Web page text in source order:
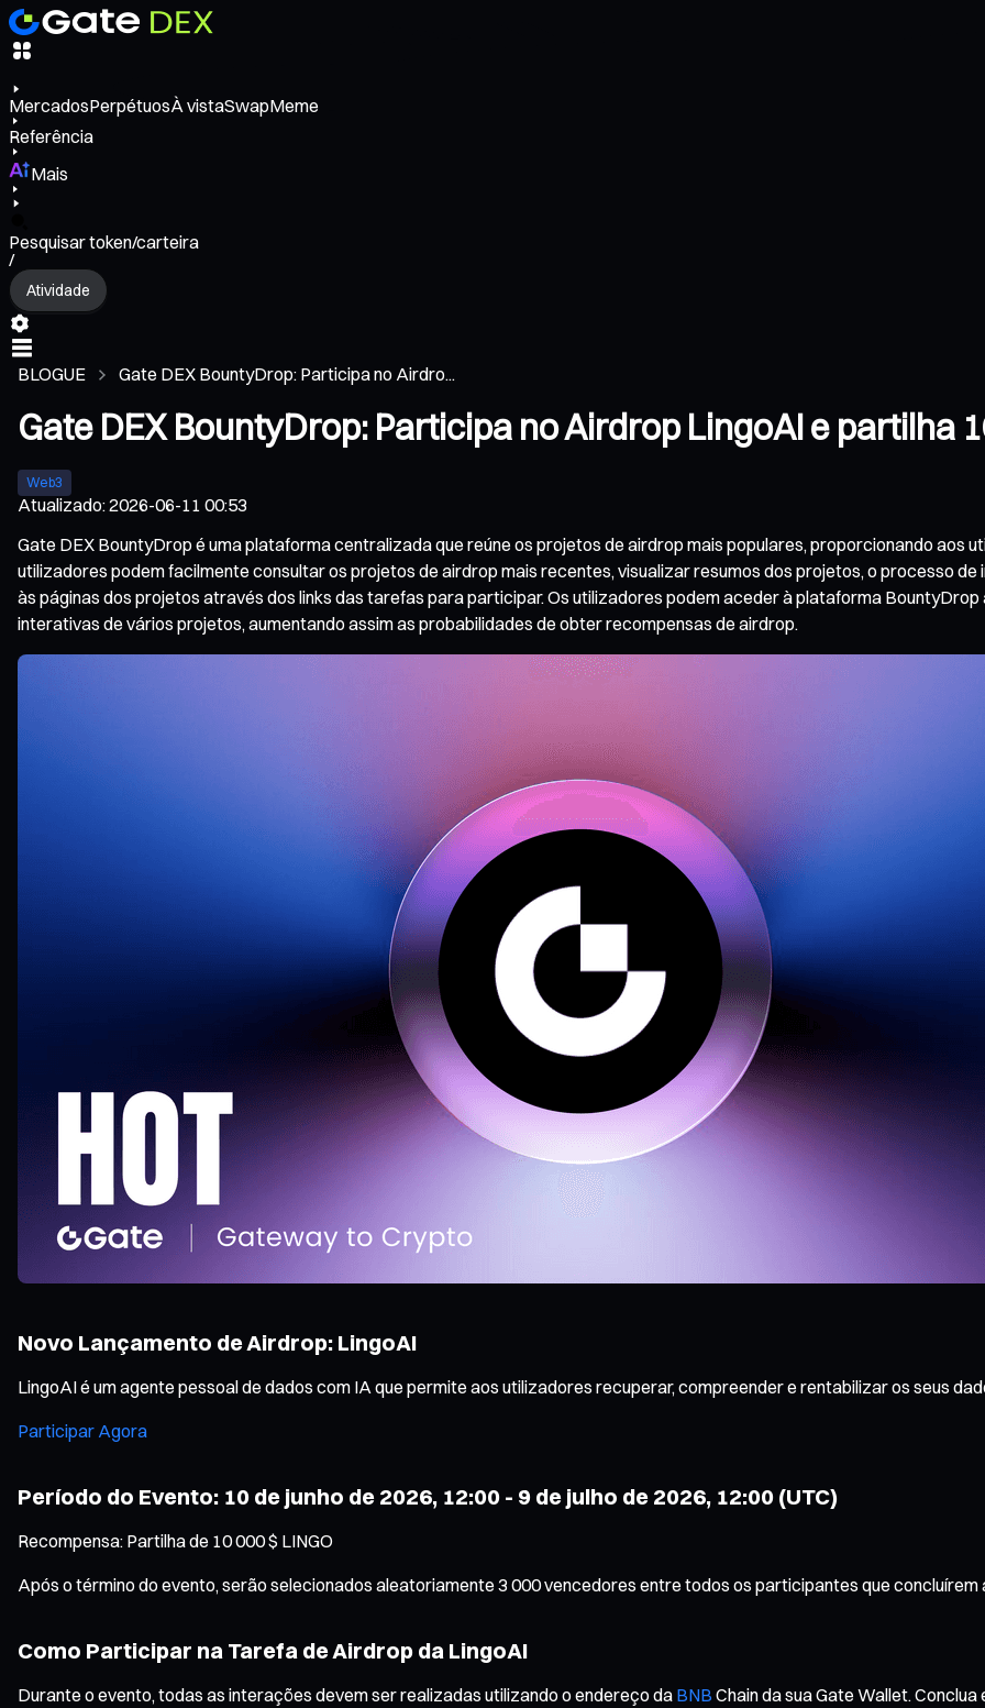
MercadosPerpétuosÀ vistaSwapMeme
Referência
Mais
Pesquisar token/carteira
/
Atividade
BLOGUE Gate DEX BountyDrop: Participa no Airdro...
Gate DEX BountyDrop: Participa no Airdrop LingoAI e partilha
Web3
Atualizado:2026-06-11 00:53
Gate DEX BountyDrop é uma plataforma centralizada que reúne os projetos de airdrop mais populares, proporcionando aos
utilizadores podem facilmente consultar os projetos de airdrop mais recentes, visualizar resumos dos projetos, o processo
às páginas dos projetos através dos links das tarefas para participar. Os utilizadores podem aceder à plataforma
interativas de vários projetos, aumentando assim as probabilidades de obter recompensas de airdrop.
Novo Lançamento de Airdrop: LingoAI
LingoAI é um agente pessoal de dados com IA que permite aos utilizadores recuperar, compreender e rentabilizar os seus
Participar Agora
Período do Evento: 10 de junho de 2026, 12:00 - 9 de julho de 2026, 12:00 (UTC)
Recompensa: Partilha de 10 000 $ LINGO
Após o término do evento, serão selecionados aleatoriamente 3 000 vencedores entre todos os participantes que concluírem
Como Participar na Tarefa de Airdrop da LingoAI
Durante o evento, todas as interações devem ser realizadas utilizando o endereço da BNB Chain da sua Gate Wallet.